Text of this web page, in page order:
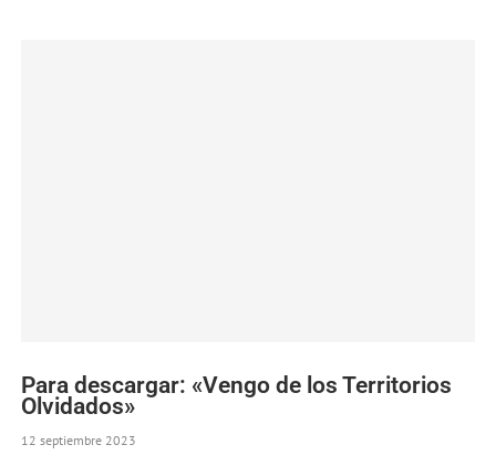
Para descargar: «Vengo de los Territorios
Olvidados»
12 septiembre 2023